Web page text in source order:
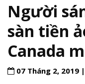
Người
sàn tiền
Canada
07 Tháng 2, 2019 |